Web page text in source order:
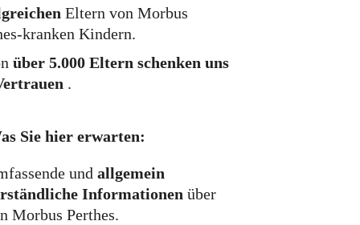
Eltern von Morbus
kranken Kindern.
über 5.000 Eltern schenken uns
.
Sie hier erwarten:
und allgemein
Informationen über
Morbus Perthes.